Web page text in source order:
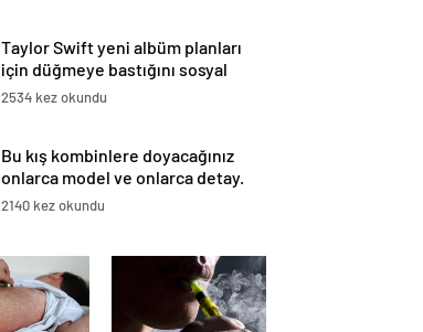
Taylor Swift yeni albüm planları
için düğmeye bastığını sosyal
medyadan duyurdu!
2534 kez okundu
Bu kış kombinlere doyacağınız
onlarca model ve onlarca detay.
2140 kez okundu